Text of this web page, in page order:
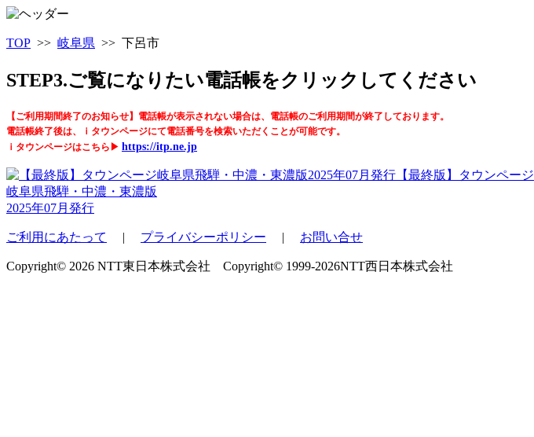
TOP >> 岐阜県 >> 下呂市
STEP3.ご覧になりたい電話帳をクリックしてください
【ご利用期間終了のお知らせ】電話帳が表示されない場合は、電話帳のご利用期間が終了しております。
電話帳終了後は、ｉタウンページにて電話番号を検索いただくことが可能です。
ｉタウンページはこちら▶ https://itp.ne.jp
【最終版】タウンページ
岐阜県飛騨・中濃・東濃版
2025年07月発行
ご利用にあたって | プライバシーポリシー | お問い合せ
Copyright© 2026 NTT東日本株式会社 Copyright© 1999-2026NTT西日本株式会社